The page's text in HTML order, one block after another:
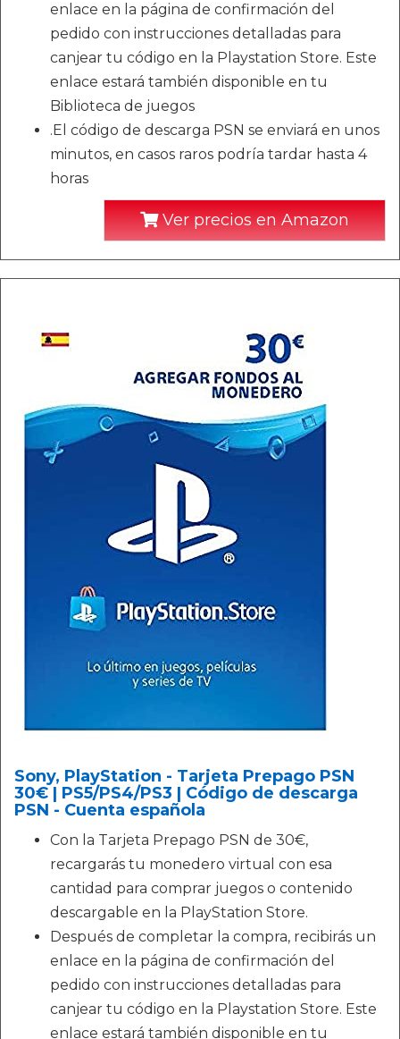
enlace en la página de confirmación del
pedido con instrucciones detalladas para
canjear tu código en la Playstation Store. Este
enlace estará también disponible en tu
Biblioteca de juegos
.El código de descarga PSN se enviará en unos
minutos, en casos raros podría tardar hasta 4
horas
Ver precios en Amazon
Sony, PlayStation - Tarjeta Prepago PSN
30€ | PS5/PS4/PS3 | Código de descarga
PSN - Cuenta española
Con la Tarjeta Prepago PSN de 30€,
recargarás tu monedero virtual con esa
cantidad para comprar juegos o contenido
descargable en la PlayStation Store.
Después de completar la compra, recibirás un
enlace en la página de confirmación del
pedido con instrucciones detalladas para
canjear tu código en la Playstation Store. Este
enlace estará también disponible en tu